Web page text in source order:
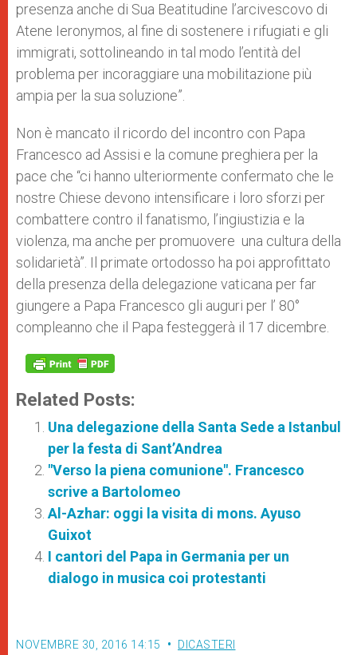
presenza anche di Sua Beatitudine l’arcivescovo di
Atene Ieronymos, al fine di sostenere i rifugiati e gli
immigrati, sottolineando in tal modo l’entità del
problema per incoraggiare una mobilitazione più
ampia per la sua soluzione”.
Non è mancato il ricordo del incontro con Papa
Francesco ad Assisi e la comune preghiera per la
pace che “ci hanno ulteriormente confermato che le
nostre Chiese devono intensificare i loro sforzi per
combattere contro il fanatismo, l’ingiustizia e la
violenza, ma anche per promuovere una cultura della
solidarietà”. Il primate ortodosso ha poi approfittato
della presenza della delegazione vaticana per far
giungere a Papa Francesco gli auguri per l’ 80°
compleanno che il Papa festeggerà il 17 dicembre.
Related Posts:
Una delegazione della Santa Sede a Istanbul
per la festa di Sant’Andrea
"Verso la piena comunione". Francesco
scrive a Bartolomeo
Al-Azhar: oggi la visita di mons. Ayuso
Guixot
I cantori del Papa in Germania per un
dialogo in musica coi protestanti
NOVEMBRE 30, 2016 14:15 DICASTERI